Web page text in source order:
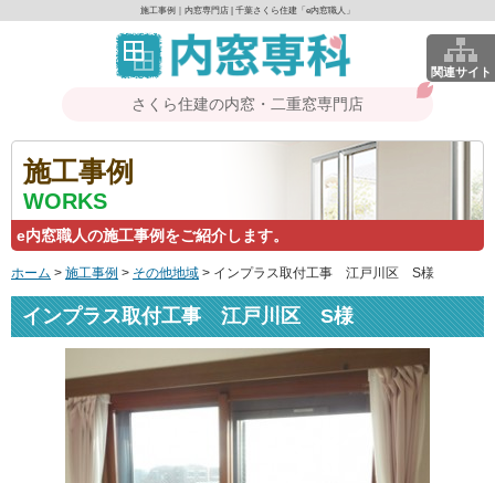
関連サイト
施工事例｜内窓専門店 | 千葉さくら住建「e内窓職人」
さくら住建の内窓・二重窓専門店
施工事例
WORKS
e内窓職人の施工事例をご紹介します。
ホーム > 施工事例 > その他地域 > インプラス取付工事 江戸川区 S様
インプラス取付工事 江戸川区 S様